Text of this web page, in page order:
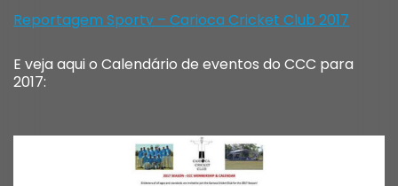
Reportagem Sportv – Carioca Cricket Club 2017
E veja aqui o Calendário de eventos do CCC para
2017: